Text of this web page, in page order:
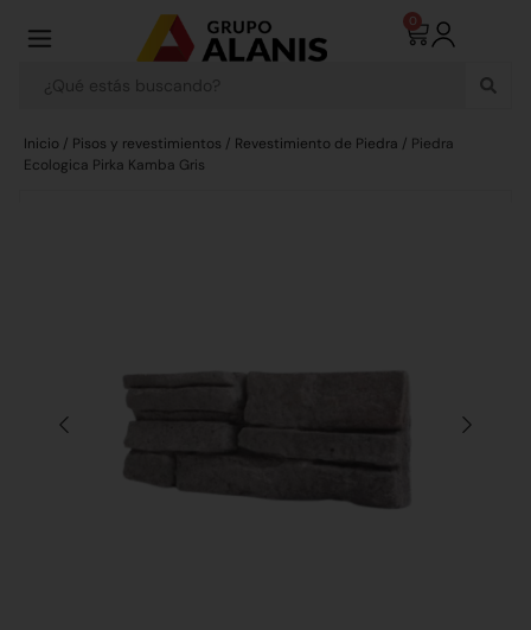
0
Inicio / Pisos y revestimientos / Revestimiento de Piedra / Piedra
Ecologica Pirka Kamba Gris